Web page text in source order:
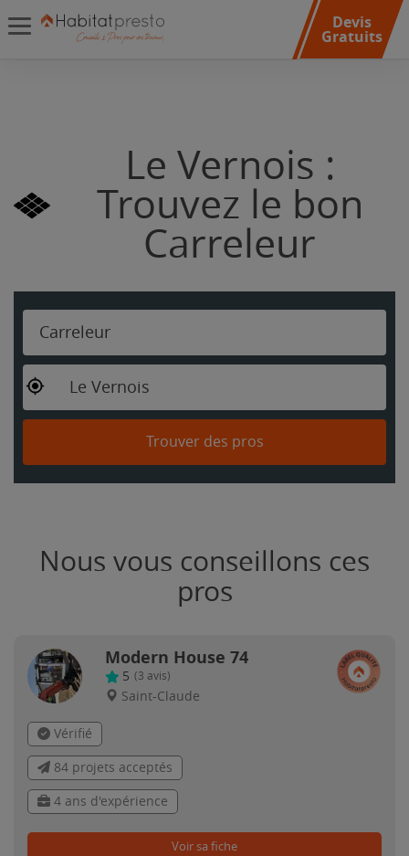
Devis
Gratuits
Le Vernois :
Trouvez le bon
Carreleur
Carreleur
Le Vernois
Trouver des pros
Nous vous conseillons ces
pros
Modern House 74
5 (3 avis)
Saint-Claude
Vérifié
84 projets acceptés
4 ans d'expérience
Voir sa fiche